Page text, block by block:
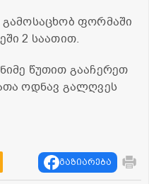
ფორმაში
2 საათით.
წუთით გააჩერეთ
ოდნავ გალღვეს
გაზიარება